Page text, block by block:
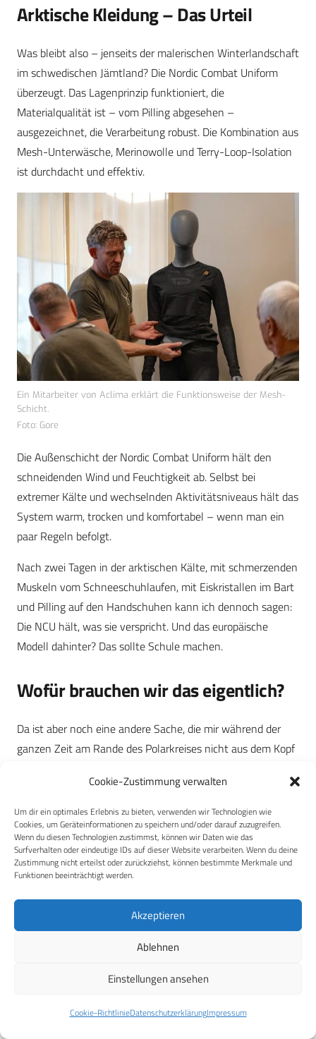
Cookie-Zustimmung verwalten
Um dir ein optimales Erlebnis zu bieten, verwenden wir Technologien wie
Cookies, um Geräteinformationen zu speichern und/oder darauf zuzugreifen.
Wenn du diesen Technologien zustimmst, können wir Daten wie das
Surfverhalten oder eindeutige IDs auf dieser Website verarbeiten. Wenn du deine
Zustimmung nicht erteilst oder zurückziehst, können bestimmte Merkmale und
Funktionen beeinträchtigt werden.
Akzeptieren
Ablehnen
Einstellungen ansehen
Cookie-RichtlinieDatenschutzerklärungImpressum
Arktische Kleidung – Das Urteil
Was bleibt also – jenseits der malerischen Winterlandschaft
im schwedischen Jämtland? Die Nordic Combat Uniform
überzeugt. Das Lagenprinzip funktioniert, die
Materialqualität ist – vom Pilling abgesehen –
ausgezeichnet, die Verarbeitung robust. Die Kombination aus
Mesh-Unterwäsche, Merinowolle und Terry-Loop-Isolation
ist durchdacht und effektiv.
Ein Mitarbeiter von Aclima erklärt die Funktionsweise der Mesh-
Schicht.
Foto: Gore
Die Außenschicht der Nordic Combat Uniform hält den
schneidenden Wind und Feuchtigkeit ab. Selbst bei
extremer Kälte und wechselnden Aktivitätsniveaus hält das
System warm, trocken und komfortabel – wenn man ein
paar Regeln befolgt.
Nach zwei Tagen in der arktischen Kälte, mit schmerzenden
Muskeln vom Schneeschuhlaufen, mit Eiskristallen im Bart
und Pilling auf den Handschuhen kann ich dennoch sagen:
Die NCU hält, was sie verspricht. Und das europäische
Modell dahinter? Das sollte Schule machen.
Wofür brauchen wir das eigentlich?
Da ist aber noch eine andere Sache, die mir während der
ganzen Zeit am Rande des Polarkreises nicht aus dem Kopf
Finnland und Schweden unter diesen klimatischen
Bedingungen in jedem Winter leben, leuchtet ein. Aber ich
als Deutscher? Oder die Kollegen aus Frankreich,
Großbritannien, Spanien? Was haben wir mit Kleidung und
Ausrüstung für arktische Bedingung zu tun? Allerdings geht
Denn während ich durch den Schnee im Fjäll stapfe,
noch Verbündete sind. Während ich mich mit bester
Ausrüstung bei rund 30 Grad Minus zum Schlafen in den
ukrainische Winternicht minder kalt sind.